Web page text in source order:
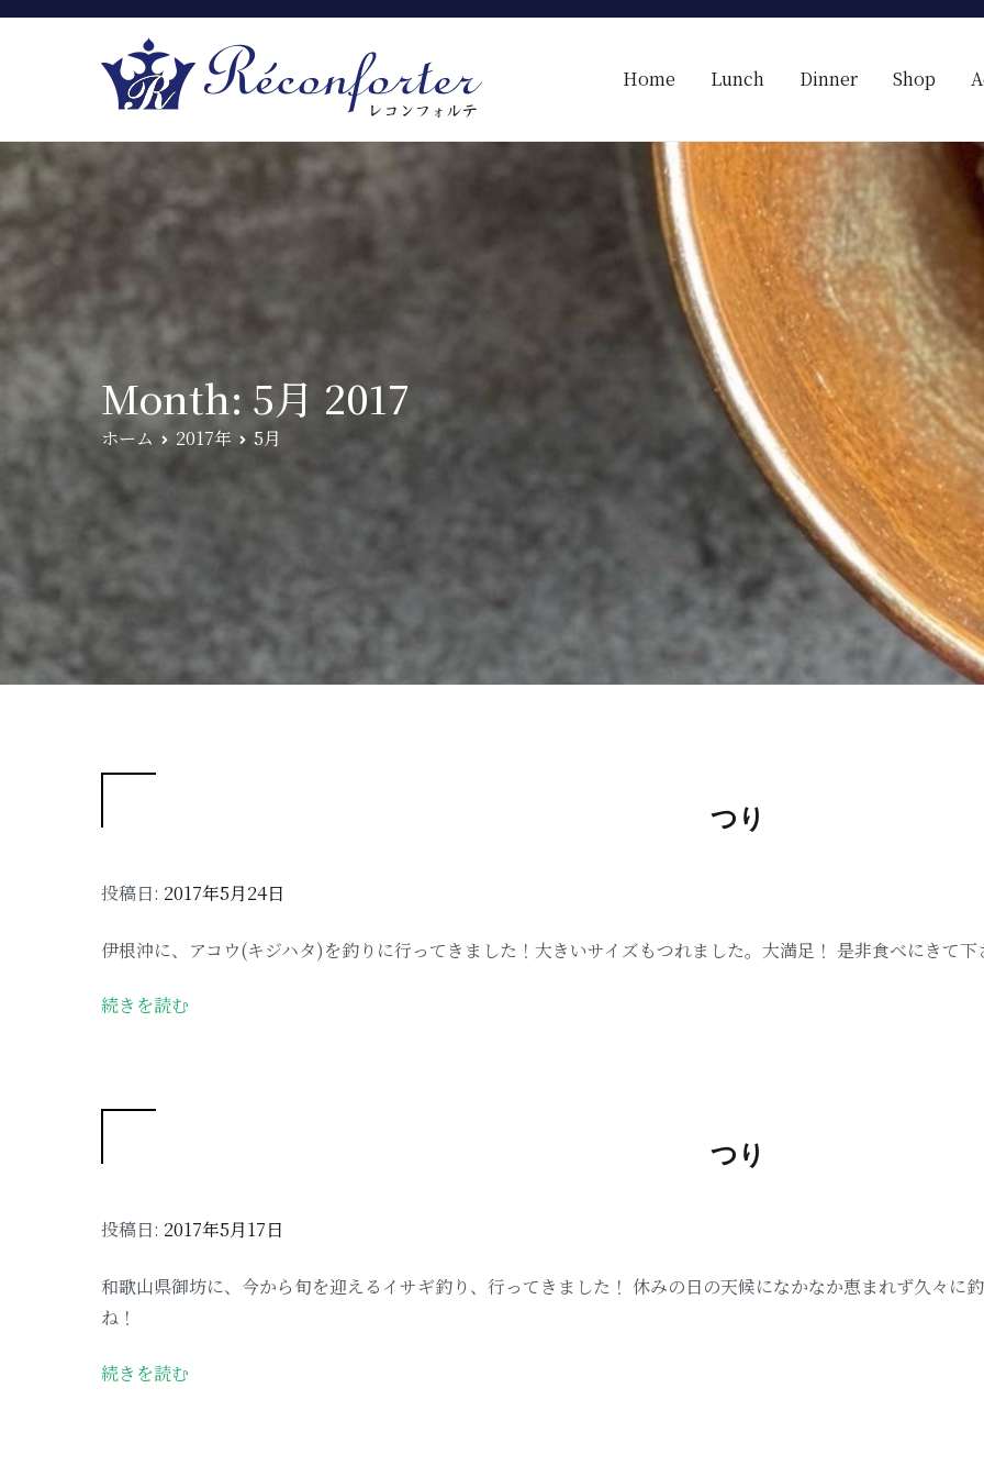
【レコンフォルテ】吹田・千里山/フレンチ（フラン
昼は、大きな窓がガラスから明るい光が。夜は、外から見ると1つの
Home Lunch Dinner Shop
Month: 5月 2017
ホーム 2017年 5月
つり
投稿日: 2017年5月24日
伊根沖に、アコウ(キジハタ)を釣りに行ってきました！大きいサイズもつれました。大満足！ 是非食べにきて下
続きを読む
つり
投稿日: 2017年5月17日
和歌山県御坊に、今から旬を迎えるイサギ釣り、行ってきました！ 休みの日の天候になかなか恵まれず久々に
ね！
続きを読む